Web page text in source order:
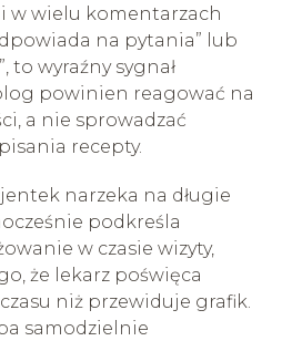
w wielu komentarzach
na pytania” lub
to wyraźny sygnał
powinien reagować na
a nie sprowadzać
recepty.
narzeka na długie
podkreśla
w czasie wizyty,
że lekarz poświęca
niż przewiduje grafik.
samodzielnie